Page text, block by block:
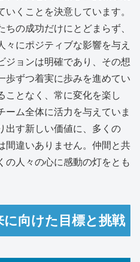
くことを決意しています。
の成功だけにとどまらず、
にポジティブな影響を与え
ジョンは明確であり、その想
歩ずつ着実に歩みを進めてい
ことなく、常に変化を楽し
ーム全体に活力を与えていま
出す新しい価値に、多くの
間違いありません。仲間と共
の人々の心に感動の灯をとも
に向けた目標と挑戦